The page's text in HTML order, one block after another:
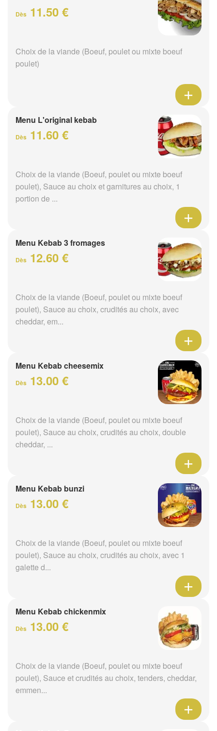
Dès 11.50 €
Choix de la viande (Boeuf, poulet ou mixte boeuf
poulet)
Menu L'original kebab
Dès 11.60 €
Choix de la viande (Boeuf, poulet ou mixte boeuf
poulet), Sauce au choix et garnitures au choix, 1
portion de ...
Menu Kebab 3 fromages
Dès 12.60 €
Choix de la viande (Boeuf, poulet ou mixte boeuf
poulet), Sauce au choix, crudités au choix, avec
cheddar, em...
Menu Kebab cheesemix
Dès 13.00 €
Choix de la viande (Boeuf, poulet ou mixte boeuf
poulet), Sauce au choix, crudités au choix, double
cheddar, ...
Menu Kebab bunzi
Dès 13.00 €
Choix de la viande (Boeuf, poulet ou mixte boeuf
poulet), Sauce au choix, crudités au choix, avec 1
galette d...
Menu Kebab chickenmix
Dès 13.00 €
Choix de la viande (Boeuf, poulet ou mixte boeuf
poulet), Sauce et crudités au choix, tenders, cheddar,
emmen...